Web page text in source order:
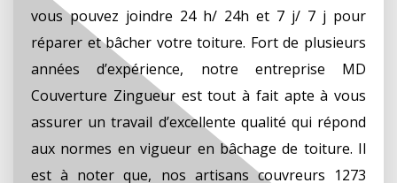
vous pouvez joindre 24 h/ 24h et 7 j/ 7 j pour
réparer et bâcher votre toiture. Fort de plusieurs
années d’expérience, notre entreprise MD
Couverture Zingueur est tout à fait apte à vous
assurer un travail d’excellente qualité qui répond
aux normes en vigueur en bâchage de toiture. Il
est à noter que, nos artisans couvreurs 1273